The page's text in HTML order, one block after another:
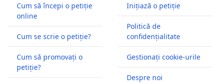
Cum să începi o petiție
online
Cum se scrie o petiție?
Cum să promovați o
petiție?
Inițiază o petiție
Politică de
confidențialitate
Gestionați cookie-urile
Despre noi